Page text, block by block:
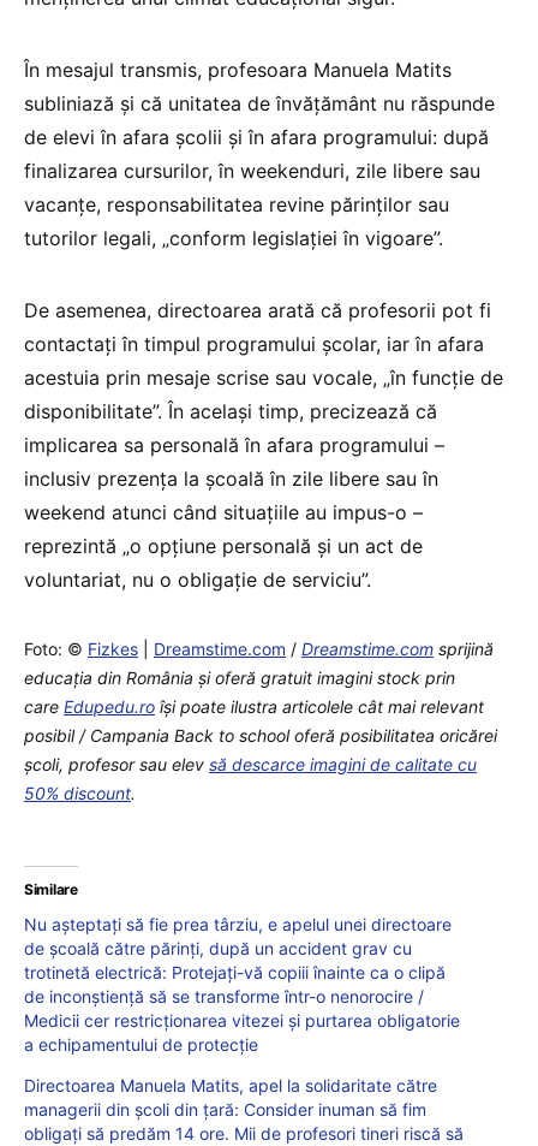
În mesajul transmis, profesoara Manuela Matits
subliniază și că unitatea de învățământ nu răspunde
de elevi în afara școlii și în afara programului: după
finalizarea cursurilor, în weekenduri, zile libere sau
vacanțe, responsabilitatea revine părinților sau
tutorilor legali, „conform legislației în vigoare”.
De asemenea, directoarea arată că profesorii pot fi
contactați în timpul programului școlar, iar în afara
acestuia prin mesaje scrise sau vocale, „în funcție de
disponibilitate”. În același timp, precizează că
implicarea sa personală în afara programului –
inclusiv prezența la școală în zile libere sau în
weekend atunci când situațiile au impus-o –
reprezintă „o opțiune personală și un act de
voluntariat, nu o obligație de serviciu”.
Foto: © Fizkes Dreamstime.com / Dreamstime.com sprijină
educaţia din România şi oferă gratuit imagini stock prin
care Edupedu.ro îşi poate ilustra articolele cât mai relevant
posibil / Campania Back to school oferă posibilitatea oricărei
școli, profesor sau elev să descarce imagini de calitate cu
50% discount.
Similare
Nu așteptați să fie prea târziu, e apelul unei directoare
de școală către părinți, după un accident grav cu
trotinetă electrică: Protejați-vă copiii înainte ca o clipă
de inconștiență să se transforme într-o nenorocire /
Medicii cer restricționarea vitezei și purtarea obligatorie
a echipamentului de protecție
Directoarea Manuela Matits, apel la solidaritate către
managerii din școli din țară: Consider inuman să fim
obligați să predăm 14 ore. Mii de profesori tineri riscă să